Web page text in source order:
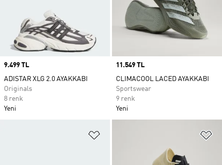
Price
9.499 TL
ADISTAR XLG 2.0 AYAKKABI
Originals
8 renk
Yeni
Price
11.549 TL
CLIMACOOL LACED AYAKKABI
Sportswear
9 renk
Yeni